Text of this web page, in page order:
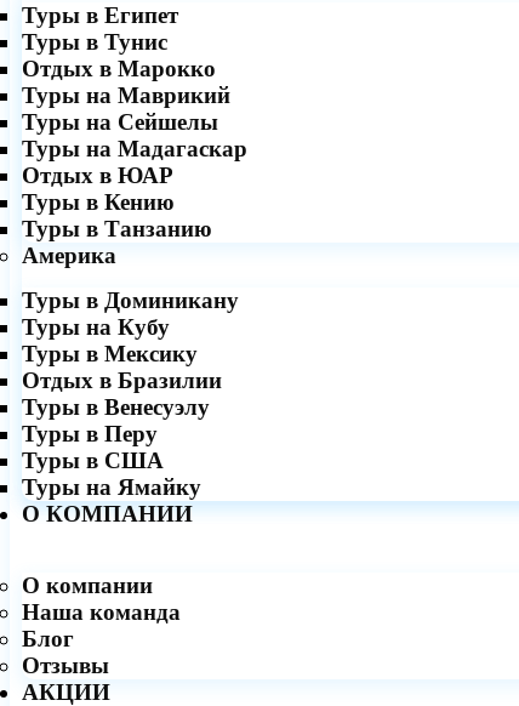
Туры в Египет
Туры в Тунис
Отдых в Марокко
Туры на Маврикий
Туры на Сейшелы
Туры на Мадагаскар
Отдых в ЮАР
Туры в Кению
Туры в Танзанию
Америка
Туры в Доминикану
Туры на Кубу
Туры в Мексику
Отдых в Бразилии
Туры в Венесуэлу
Туры в Перу
Туры в США
Туры на Ямайку
О КОМПАНИИ
О компании
Наша команда
Блог
Отзывы
АКЦИИ